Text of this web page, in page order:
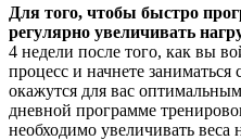
Для того, чтобы быстро
регулярно увеличивать
4 недели после того, как вы
процесс и начнете
окажутся для вас
дневной программе
необходимо увеличивать веса